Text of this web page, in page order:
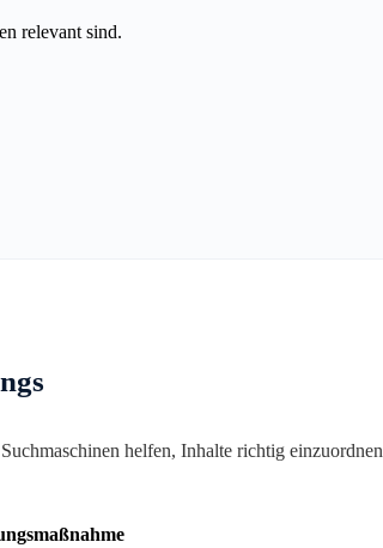
relevant sind.
helfen, Inhalte richtig einzuordnen